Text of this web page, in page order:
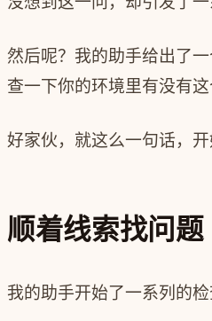
然后呢？我的助手给出了
查一下你的环境里有没有
好家伙，就这么一句话，
顺着线索找问题
我的助手开始了一系列的检